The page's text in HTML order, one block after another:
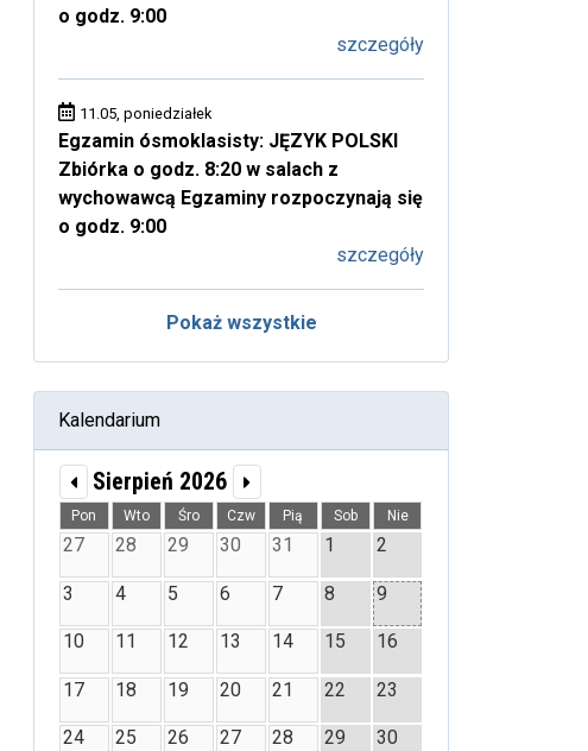
o godz. 9:00
szczegóły
11.05, poniedziałek
Egzamin ósmoklasisty: JĘZYK POLSKI
Zbiórka o godz. 8:20 w salach z
wychowawcą Egzaminy rozpoczynają się
o godz. 9:00
szczegóły
Pokaż wszystkie
Kalendarium
Sierpień 2026
Pon Wto Śro Czw Pią Sob Nie
27 28 29 30 31 1 2
3 4 5 6 7 8 9
10 11 12 13 14 15 16
17 18 19 20 21 22 23
24 25 26 27 28 29 30